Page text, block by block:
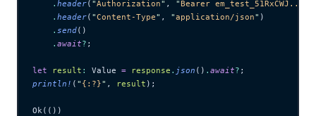
    .
header( "Authorization" , "Bearer
    .
header( "Content-Type" , "application/json" )
    .
send()
    .
await? ;
let result : Value = response . json () . await? ;
println! ( " {:?}" , result );
Ok(())